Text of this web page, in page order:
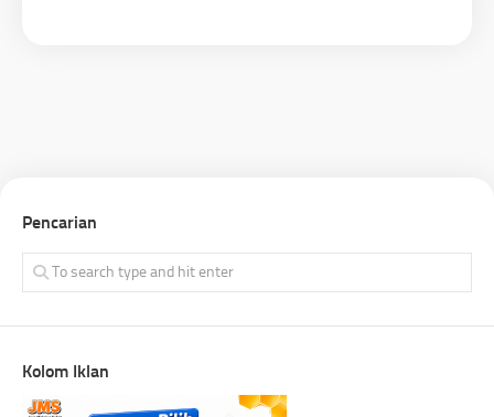
Pencarian
Kolom Iklan